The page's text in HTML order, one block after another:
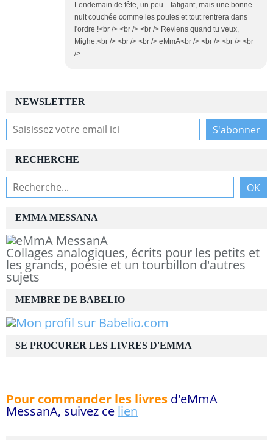
Lendemain de fête, un peu... fatigant, mais une bonne
nuit couchée comme les poules et tout rentrera dans
l'ordre !<br /> <br /> <br /> Reviens quand tu veux,
Mighe.<br /> <br /> <br /> eMmA<br /> <br /> <br /> <br
/>
NEWSLETTER
RECHERCHE
EMMA MESSANA
Collages analogiques, écrits pour les petits et
les grands, poésie et un tourbillon d'autres
sujets
MEMBRE DE BABELIO
SE PROCURER LES LIVRES D'EMMA
Pour commander les livres d'eMmA
MessanA, suivez ce lien